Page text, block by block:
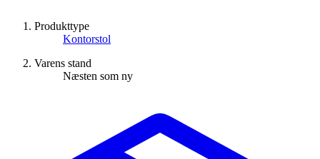
Produkttype
Kontorstol
Varens stand
Næsten som ny